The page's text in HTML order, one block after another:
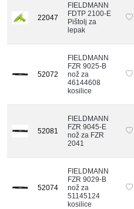
22047
FIELDMANN
FDTP 2100-E
Pištolj za
lepak
52072
FIELDMANN
FZR 9025-B
nož za
46144608
kosilice
52081
FIELDMANN
FZR 9045-E
nož za FZR
2041
52074
FIELDMANN
FZR 9029-B
nož za
51145124
kosilice